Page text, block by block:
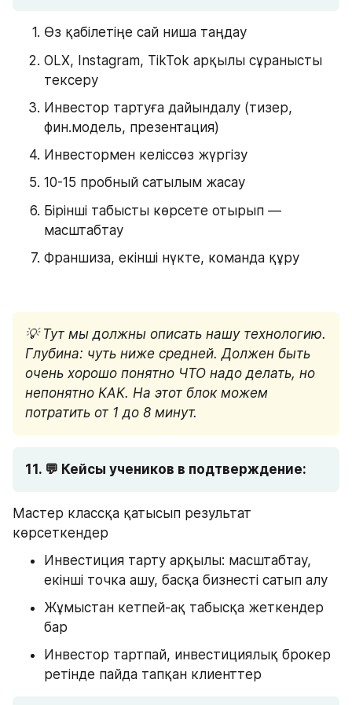
Өз қабілетіңе сай ниша таңдау
OLX, Instagram, TikTok арқылы сұранысты
тексеру
Инвестор тартуға дайындалу (тизер,
фин.модель, презентация)
Инвестормен келіссөз жүргізу
10-15 пробный сатылым жасау
Бірінші табысты көрсете отырып —
масштабтау
Франшиза, екінші нүкте, команда құру
💡 Тут мы должны описать нашу технологию.
Глубина: чуть ниже средней. Должен быть
очень хорошо понятно ЧТО надо делать, но
непонятно КАК. На этот блок можем
потратить от 1 до 8 минут.
11. 💬 Кейсы учеников в подтверждение:
Мастер классқа қатысып результат
көрсеткендер
Инвестиция тарту арқылы: масштабтау,
екінші точка ашу, басқа бизнесті сатып алу
Жұмыстан кетпей-ақ табысқа жеткендер
бар
Инвестор тартпай, инвестициялық брокер
ретінде пайда тапқан клиенттер